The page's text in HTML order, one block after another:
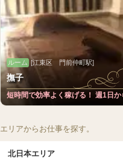
ルーム [江東区 門前仲町駅]
撫子
短時間で効率よく稼げる！ 週1日か
エリアからお仕事を探す。
北日本エリア